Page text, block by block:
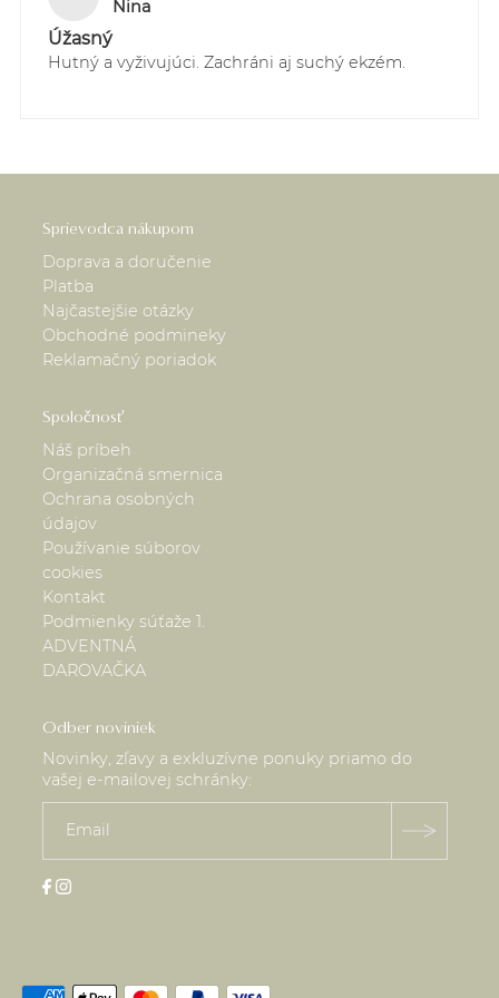
60,00 EUR doručované na Slovensku - 4,90 EUR
3. Kuriér GLS Česká Republika - pre všetky
objednávky do 60,00 EUR doručované do Čiech -
Nina
Úžasný
Hutný a vyživujúci. Zachráni aj suchý ekzém.
Sprievodca nákupom
Doprava a doručenie
Platba
Najčastejšie otázky
Obchodné podmineky
Reklamačný poriadok
Spoločnosť
Náš príbeh
Organizačná smernica
Ochrana osobných
údajov
Používanie súborov
cookies
Kontakt
Podmienky súťaže 1.
ADVENTNÁ
DAROVAČKA
Odber noviniek
Novinky, zľavy a exkluzívne ponuky priamo do
vašej e-mailovej schránky: